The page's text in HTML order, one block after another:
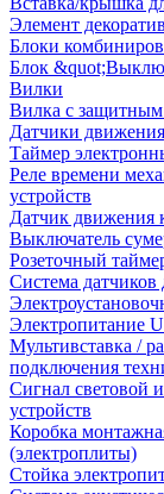
Элемент
Блоки
Блок
Вилки
Вилка с
Датчики
Таймер
Реле времени
устройств
Датчик движения
Выключатель
Розеточный
Система
Электропитание
Мультивставка /
подключения
Сигнал световой
устройств
Коробка
(электроплиты)
Стойка